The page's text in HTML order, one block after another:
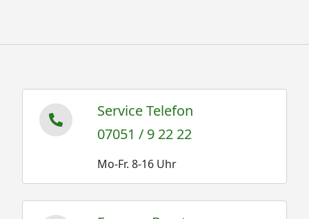
Service Telefon
07051 / 9 22 22
Mo-Fr. 8-16 Uhr